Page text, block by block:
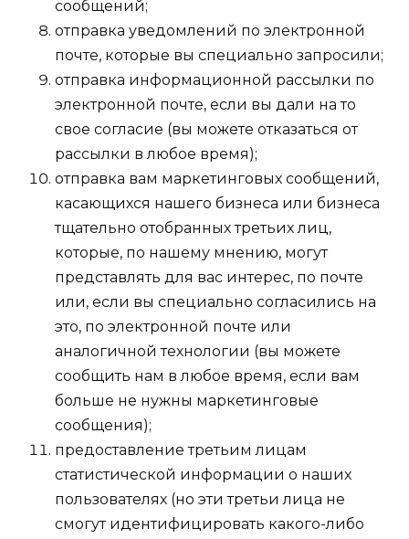
сообщений;
отправка уведомлений по электронной
почте, которые вы специально запросили;
отправка информационной рассылки по
электронной почте, если вы дали на то
свое согласие (вы можете отказаться от
рассылки в любое время);
отправка вам маркетинговых сообщений,
касающихся нашего бизнеса или бизнеса
тщательно отобранных третьих лиц,
которые, по нашему мнению, могут
представлять для вас интерес, по почте
или, если вы специально согласились на
это, по электронной почте или
аналогичной технологии (вы можете
сообщить нам в любое время, если вам
больше не нужны маркетинговые
сообщения);
предоставление третьим лицам
статистической информации о наших
пользователях (но эти третьи лица не
смогут идентифицировать какого-либо